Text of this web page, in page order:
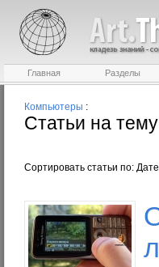
Главная Разделы
Компьютеры :
Статьи на
Сортировать статьи по: Дате